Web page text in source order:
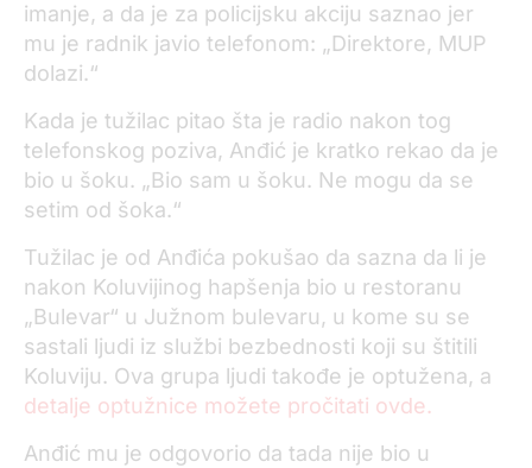
imanje, a da je za policijsku akciju saznao jer
mu je radnik javio telefonom: „Direktore, MUP
dolazi.“
Kada je tužilac pitao šta je radio nakon tog
telefonskog poziva, Anđić je kratko rekao da je
bio u šoku. „Bio sam u šoku. Ne mogu da se
setim od šoka.“
Tužilac je od Anđića pokušao da sazna da li je
nakon Koluvijinog hapšenja bio u restoranu
„Bulevar“ u Južnom bulevaru, u kome su se
sastali ljudi iz službi bezbednosti koji su štitili
Koluviju. Ova grupa ljudi takođe je optužena, a
detalje optužnice možete pročitati ovde.
Anđić mu je odgovorio da tada nije bio u